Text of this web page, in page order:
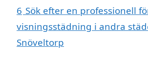
6 Sök efter en professionell
visningsstädning i andra
Snöveltorp